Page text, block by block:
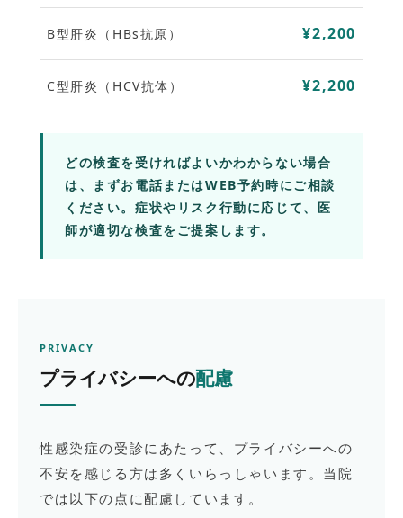
B型肝炎（HBs抗原） ¥2,200
C型肝炎（HCV抗体） ¥2,200
どの検査を受ければよいかわからない場合
は、まずお電話またはWEB予約時にご相談
ください。症状やリスク行動に応じて、医
師が適切な検査をご提案します。
PRIVACY
プライバシーへの配慮
性感染症の受診にあたって、プライバシーへの
不安を感じる方は多くいらっしゃいます。当院
では以下の点に配慮しています。